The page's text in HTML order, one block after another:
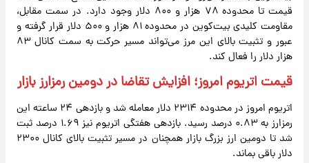
قیمت تا محدوده ۷۸ هزار و ۸۰۰ دلار وجود دارد. در سمت مقابل،
مقاومت کلیدی بیت‌کوین در محدوده ۸۱ هزار و ۵۰۰ دلار قرار گرفته و
عبور و تثبیت بالای این مرز می‌تواند مسیر حرکت به سمت کانال ۸۳
هزار دلار را فعال کند.
قیمت اتریوم امروز؛ افزایش تقاضا در دومین رمزارز بازار
اتریوم امروز در محدوده ۲۳۱۴ دلار معامله شد و بازدهی ۲۴ ساعته این
رمزارز به ۰.۸۳ درصد رسید. بازدهی هفتگی اتریوم نیز ۱.۶۹ درصد ثبت
شد تا دومین ارز بزرگ بازار همچنان در مسیر تثبیت بالای کانال ۲۳۰۰
دلار باقی بماند.